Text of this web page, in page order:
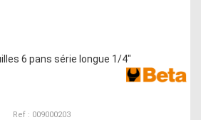
6 pans série longue 1/4"
Ref : 009000203